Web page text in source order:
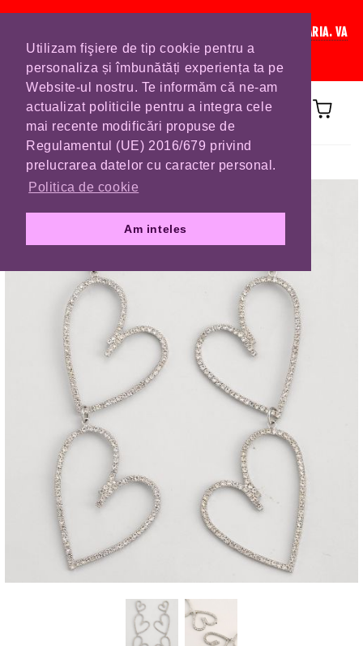
Utilizam fişiere de tip cookie pentru a
personaliza și îmbunătăți experiența ta pe
Website-ul nostru. Te informăm că ne-am
actualizat politicile pentru a integra cele
mai recente modificări propuse de
Regulamentul (UE) 2016/679 privind
prelucrarea datelor cu caracter personal.
Politica de cookie
Am inteles
IN CURAND INCHIDEM LISTA DE COMENZI PENTRU SFANTA MARIA. VA
RUGAM SA VA PLASATI COMENZILE DIN TIMP.
Prima pagină CERCEI